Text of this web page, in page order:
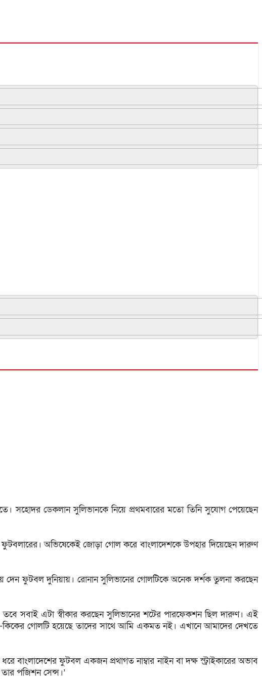
সহোদর ডেকলান সুলিভানকে নিয়ে প্রথমবারের মতো তিনি সুযোগ পেয়েছেন
ফুটবলারের। অভিষেকেই জোড়া গোল করে বাংলাদেশকে উপহার দিয়েছেন দারুণ
দেন ফুটবল দুনিয়ায়। রোনান সুলিভানের গোলটিকে অনেক দর্শক তুলনা করছেন
সবাই এটা স্বীকার করছেন সুলিভানের শটের পারফেকশন ছিল দারুণ। এই
কিকের গোলটি হয়েছে তাদের সাথে আমি একমত নই। এখানে আমাদের দেখতে
বাংলাদেশের ফুটবল একজন প্রথাগত নাম্বার নাইন বা দক্ষ স্ট্রাইকারের অভাব
পজিশন সেন্স।’